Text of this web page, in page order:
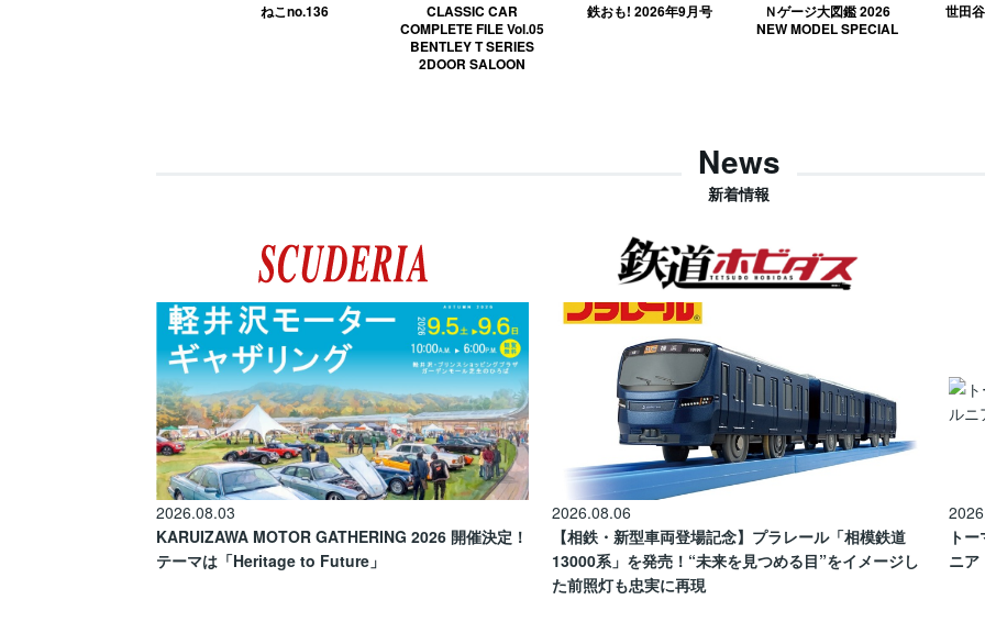
ねこno.136
CLASSIC CAR
COMPLETE FILE Vol.05
BENTLEY T SERIES
2DOOR SALOON
鉄おも! 2026年9月号
Ｎゲージ大図鑑 2026
NEW MODEL SPECIAL
世田
News
新着情報
2026.08.03
KARUIZAWA MOTOR GATHERING 2026 開催決定！
テーマは「Heritage to Future」
2026.08.06
【相鉄・新型車両登場記念】プラレール「相模鉄道
13000系」を発売！“未来を見つめる目”をイメージし
た前照灯も忠実に再現
ト
ニア